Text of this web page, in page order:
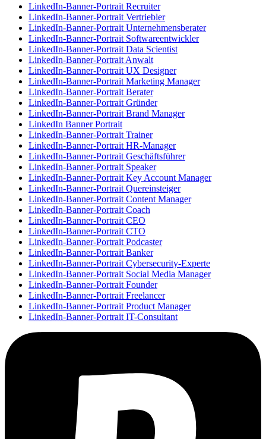
LinkedIn-Banner-Portrait Recruiter
LinkedIn-Banner-Portrait Vertriebler
LinkedIn-Banner-Portrait Unternehmensberater
LinkedIn-Banner-Portrait Softwareentwickler
LinkedIn-Banner-Portrait Data Scientist
LinkedIn-Banner-Portrait Anwalt
LinkedIn-Banner-Portrait UX Designer
LinkedIn-Banner-Portrait Marketing Manager
LinkedIn-Banner-Portrait Berater
LinkedIn-Banner-Portrait Gründer
LinkedIn-Banner-Portrait Brand Manager
LinkedIn Banner Portrait
LinkedIn-Banner-Portrait Trainer
LinkedIn-Banner-Portrait HR-Manager
LinkedIn-Banner-Portrait Geschäftsführer
LinkedIn-Banner-Portrait Speaker
LinkedIn-Banner-Portrait Key Account Manager
LinkedIn-Banner-Portrait Quereinsteiger
LinkedIn-Banner-Portrait Content Manager
LinkedIn-Banner-Portrait Coach
LinkedIn-Banner-Portrait CEO
LinkedIn-Banner-Portrait CTO
LinkedIn-Banner-Portrait Podcaster
LinkedIn-Banner-Portrait Banker
LinkedIn-Banner-Portrait Cybersecurity-Experte
LinkedIn-Banner-Portrait Social Media Manager
LinkedIn-Banner-Portrait Founder
LinkedIn-Banner-Portrait Freelancer
LinkedIn-Banner-Portrait Product Manager
LinkedIn-Banner-Portrait IT-Consultant